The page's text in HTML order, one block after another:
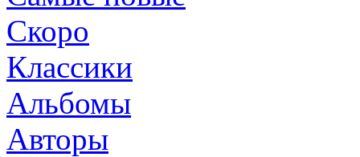
Скоро
Классики
Альбомы
Авторы